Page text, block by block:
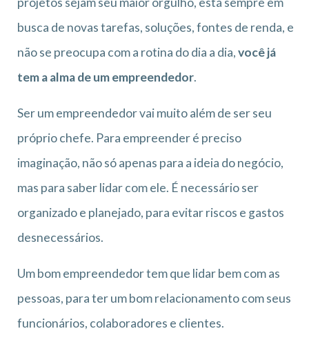
busca de novas tarefas, soluções, fontes de renda, e
não se preocupa com a rotina do dia a dia,você já
tem a alma de um empreendedor.
Ser um empreendedor vai muito além de ser seu
próprio chefe. Para empreender é preciso
imaginação, não só apenas para a ideia do negócio,
mas para saber lidar com ele. É necessário ser
organizado e planejado, para evitar riscos e gastos
desnecessários.
Um bom empreendedor tem que lidar bem com as
pessoas, para ter um bom relacionamento com seus
funcionários, colaboradores e clientes.